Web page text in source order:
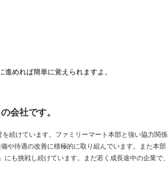
めれば簡単に覚えられますよ。
会社です。
続けています。ファミリーマート本部と強い協力関係
や待遇の改善に積極的に取り組んでいます。また本部
も挑戦し続けています。まだ若く成長途中の企業で、